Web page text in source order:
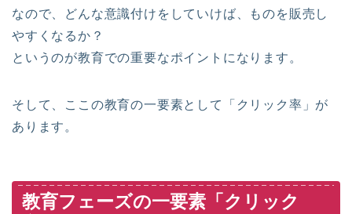
なので、どんな意識付けをしていけば、ものを販売し
やすくなるか？
というのが教育での重要なポイントになります。
そして、ここの教育の一要素として「クリック率」が
あります。
教育フェーズの一要素「クリック